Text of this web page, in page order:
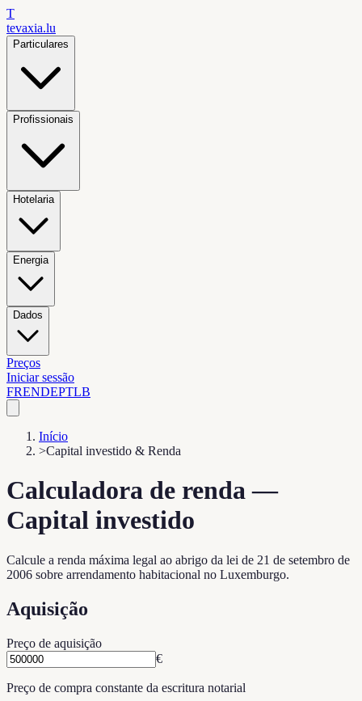
T
tevaxia.lu
Particulares
Profissionais
Hotelaria
Energia
Dados
Preços
Iniciar sessão
FRENDEPTLB
Início
>Capital investido & Renda
Calculadora de renda —
Capital investido
Calcule a renda máxima legal ao abrigo da lei de 21 de setembro de
2006 sobre arrendamento habitacional no Luxemburgo.
Aquisição
Preço de aquisição
€
Preço de compra constante da escritura notarial